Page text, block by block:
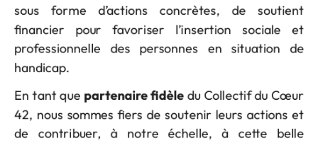
sous forme d’actions concrètes, de soutient
financier pour favoriser l’insertion sociale et
professionnelle des personnes en situation de
handicap.
En tant que partenaire fidèle du Collectif du Cœur
42, nous sommes fiers de soutenir leurs actions et
de contribuer, à notre échelle, à cette belle